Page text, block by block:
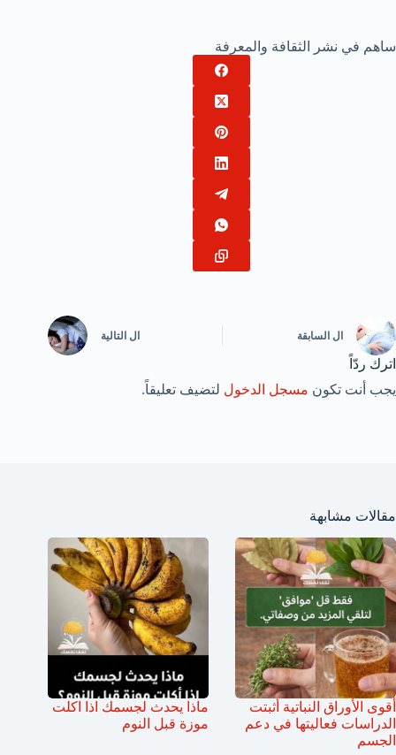
ساهم في نشر الثقافة والمعرفة
ال السابقة ال التالية
اترك ردّاً
يجب أنت تكون مسجل الدخول لتضيف تعليقاً.
مقالات مشابهة
أقوى الأوراق النباتية أثبتت
الدراسات فعاليتها في دعم
الجسم
ماذا يحدث لجسمك اذا اكلت
موزة قبل النوم